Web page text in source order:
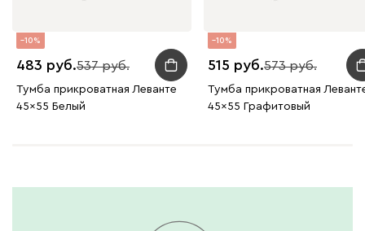
10
483 537
Тумба прикроватная Леванте
45x55 Белый
10
515 573
Тумба прикроватная
45x55 Графитовый